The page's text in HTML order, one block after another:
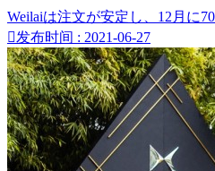
Weilaiは注文が安定し、12月に
发布时间 : 2021-06-27